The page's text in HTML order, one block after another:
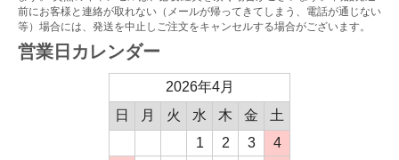
前にお客様と連絡が取れない（メールが帰ってきてしまう、電話が通じない
等）場合には、発送を中止しご注文をキャンセルする場合がございます。
営業日カレンダー
2026年4月
日
月 火 水 木 金
土
1
2 3
4